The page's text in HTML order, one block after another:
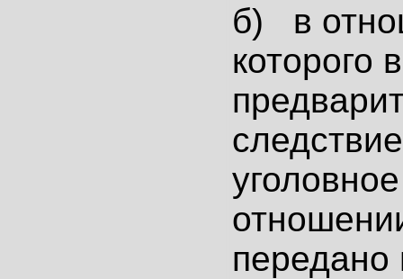
б) в
которого
передано